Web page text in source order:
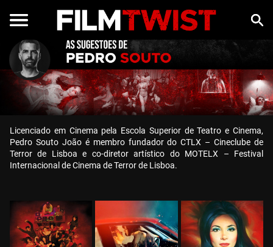
Licenciado em Cinema pela Escola Superior de Teatro e Cinema,
Pedro Souto João é membro fundador do CTLX – Cineclube de
Terror de Lisboa e co-diretor artístico do MOTELX – Festival
Internacional de Cinema de Terror de Lisboa.